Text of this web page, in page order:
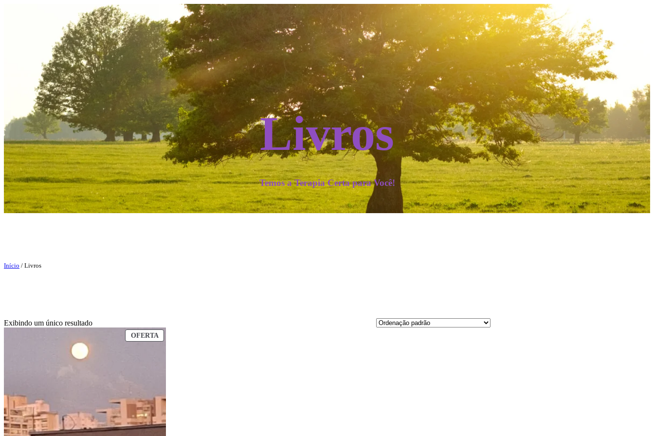
Livros
Temos a Terapia Certa para Você!
Início / Livros
Exibindo um único resultado
OFERTA